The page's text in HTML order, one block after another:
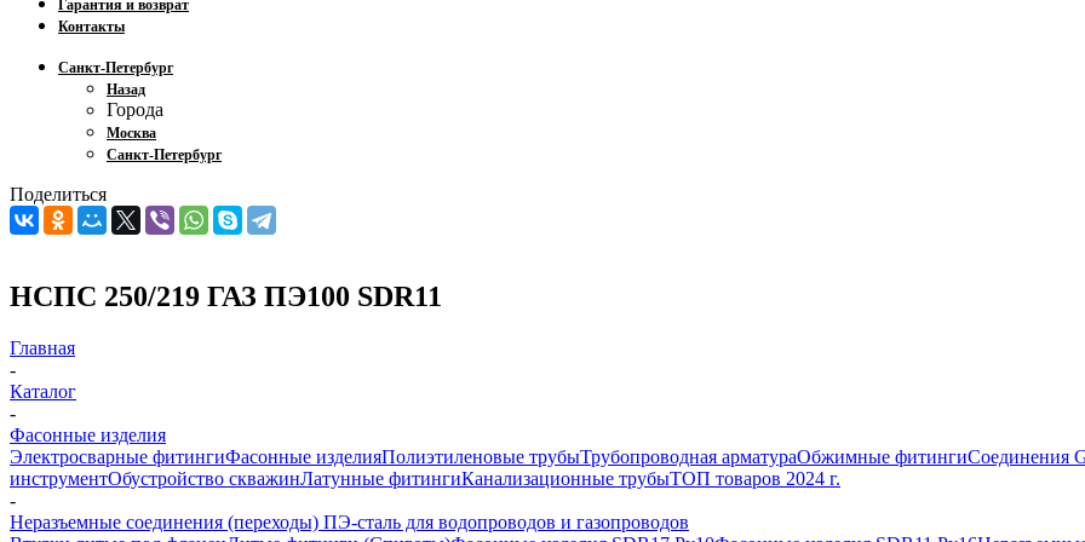
Гарантия и возврат
Контакты
Санкт-Петербург
Назад
Города
Москва
Санкт-Петербург
Поделиться
НСПС 250/219 ГАЗ ПЭ100 SDR11
Главная
-
Каталог
-
Фасонные изделия
Электросварные фитингиФасонные изделияПолиэтиленовые трубыТрубопроводная арматураОбжимные фитингиСоединения
инструментОбустройство скважинЛатунные фитингиКанализационные трубыТОП товаров 2024 г.
-
Неразъемные соединения (переходы) ПЭ-сталь для водопроводов и газопроводов